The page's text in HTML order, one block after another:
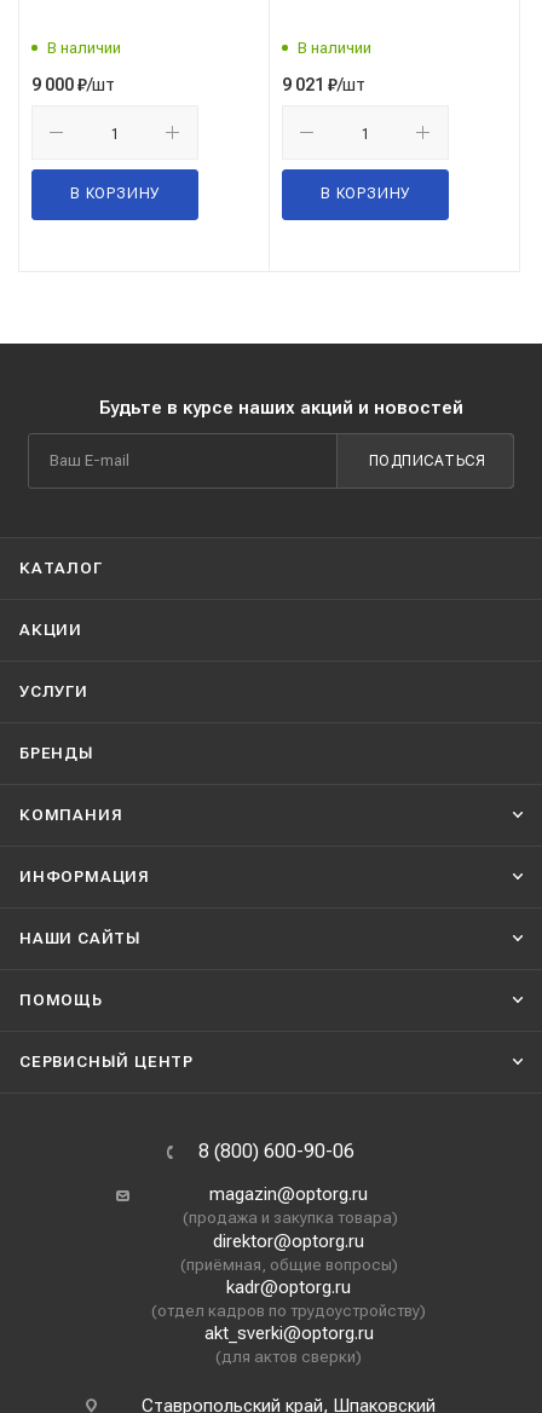
В наличии
9 000₽/шт
В КОРЗИНУ
В наличии
9 021 ₽/шт
В КОРЗИНУ
Будьте в курсе наших акций и новостей
ПОДПИСАТЬСЯ
КАТАЛОГ
АКЦИИ
УСЛУГИ
БРЕНДЫ
КОМПАНИЯ
ИНФОРМАЦИЯ
НАШИ CАЙТЫ
ПОМОЩЬ
СЕРВИСНЫЙ ЦЕНТР
8 (800) 600-90-06
magazin@optorg.ru
(продажа и закупка товара)
direktor@optorg.ru
(приёмная, общие вопросы)
kadr@optorg.ru
(отдел кадров по трудоустройству)
akt_sverki@optorg.ru
(для актов сверки)
Ставропольский край, Шпаковский